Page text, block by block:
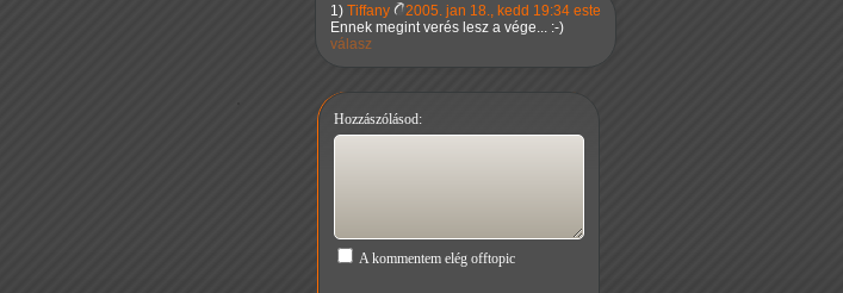
1) Tiffany
2005. jan 18., kedd 19:34 este
Ennek megint verés lesz a vége... :-)
válasz
Hozzászólásod:
A kommentem elég offtopic